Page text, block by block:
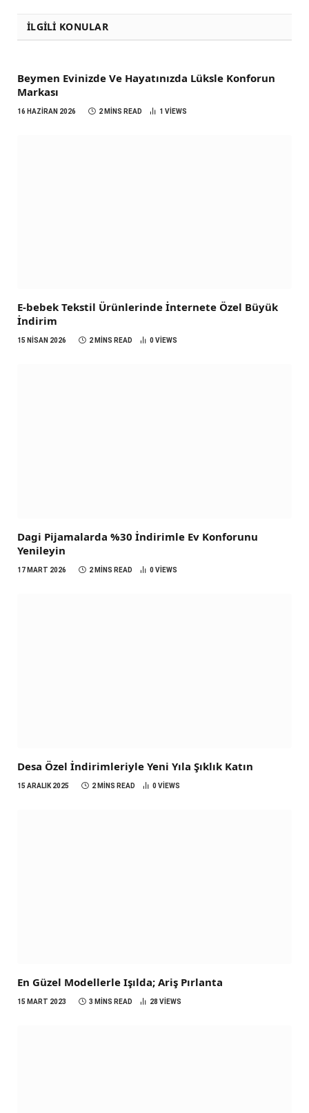
İLGILI KONULAR
Beymen Evinizde Ve Hayatınızda Lüksle Konforun
Markası
16 HAZIRAN 2026 2 MINS READ 1 VIEWS
E-bebek Tekstil Ürünlerinde İnternete Özel Büyük
İndirim
15 NISAN 2026 2 MINS READ 0 VIEWS
Dagi Pijamalarda %30 İndirimle Ev Konforunu
Yenileyin
17 MART 2026 2 MINS READ 0 VIEWS
Desa Özel İndirimleriyle Yeni Yıla Şıklık Katın
15 ARALIK 2025 2 MINS READ 0 VIEWS
En Güzel Modellerle Işılda; Ariş Pırlanta
15 MART 2023 3 MINS READ 28 VIEWS